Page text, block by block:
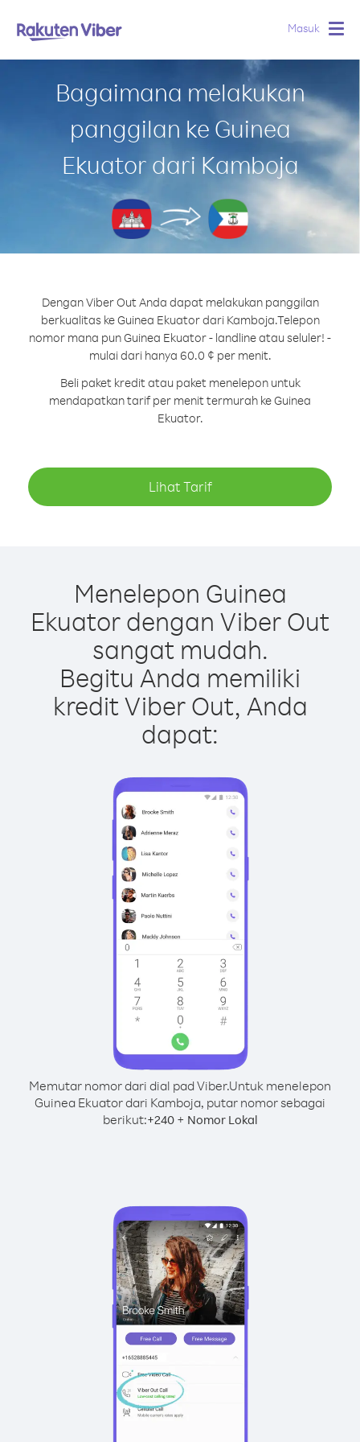
Masuk
Bagaimana melakukan
panggilan ke Guinea
Ekuator dari Kamboja
Dengan Viber Out Anda dapat melakukan panggilan
berkualitas ke Guinea Ekuator dari Kamboja.Telepon
nomor mana pun Guinea Ekuator - landline atau seluler! -
mulai dari hanya 60.0 ¢ per menit.
Beli paket kredit atau paket menelepon untuk
mendapatkan tarif per menit termurah ke Guinea
Ekuator.
Lihat Tarif
Menelepon Guinea
Ekuator dengan Viber Out
sangat mudah.
Begitu Anda memiliki
kredit Viber Out, Anda
dapat:
Memutar nomor dari dial pad Viber.Untuk menelepon
Guinea Ekuator dari Kamboja, putar nomor sebagai
berikut:+240+ Nomor Lokal